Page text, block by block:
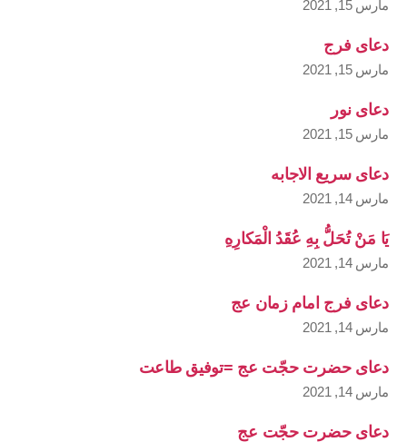
مارس 15, 2021
دعای فرج
مارس 15, 2021
دعای نور
مارس 15, 2021
دعای سریع الاجابه
مارس 14, 2021
يَا مَنْ تُحَلُّ بِهِ عُقَدُ الْمَكارِهِ
مارس 14, 2021
دعای فرج امام زمان عج
مارس 14, 2021
دعای حضرت حجّت عج =توفیق طاعت
مارس 14, 2021
دعای حضرت حجّت عج